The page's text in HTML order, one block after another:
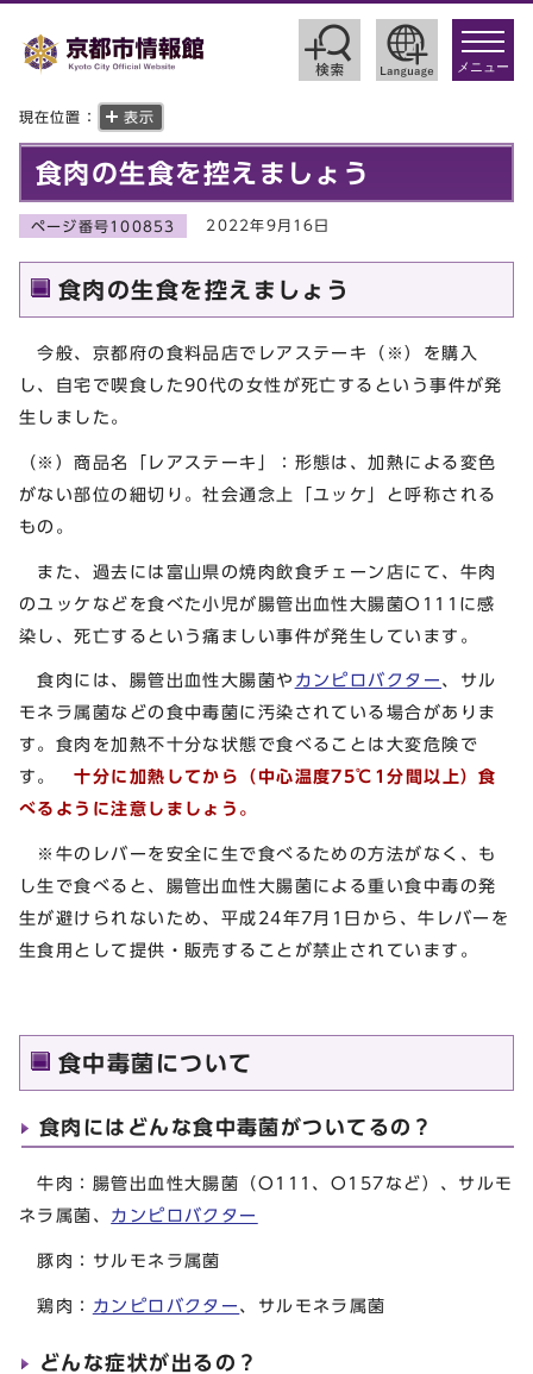
toggle
メニュー
現在位置： 表示
食肉の生食を控えましょう
ページ番号100853 2022年9月16日
食肉の生食を控えましょう
今般、京都府の食料品店でレアステーキ（※）を購入
し、自宅で喫食した90代の女性が死亡するという事件が発
生しました。
（※）商品名「レアステーキ」：形態は、加熱による変色
がない部位の細切り。社会通念上「ユッケ」と呼称される
もの。
また、過去には富山県の焼肉飲食チェーン店にて、牛肉
のユッケなどを食べた小児が腸管出血性大腸菌O111に感
染し、死亡するという痛ましい事件が発生しています。
食肉には、腸管出血性大腸菌や カンピロバクター 、サル
モネラ属菌などの食中毒菌に汚染されている場合がありま
す。食肉を加熱不十分な状態で食べることは大変危険で
す。十分に加熱してから（中心温度75℃1分間以上）食
べるように注意しましょう。
※牛のレバーを安全に生で食べるための方法がなく、も
し生で食べると、腸管出血性大腸菌による重い食中毒の発
生が避けられないため、平成24年7月1日から、牛レバーを
生食用として提供・販売することが禁止されています。
食中毒菌について
食肉にはどんな食中毒菌がついてるの？
牛肉：腸管出血性大腸菌（O111、O157など）、サルモ
ネラ属菌、 カンピロバクター
豚肉：サルモネラ属菌
鶏肉： カンピロバクター 、サルモネラ属菌
どんな症状が出るの？